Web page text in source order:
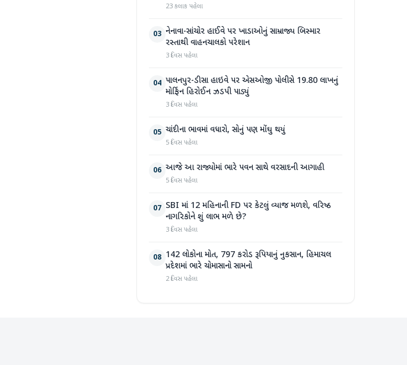
23 કલાક પહેલા
03 નેનાવા-સાંચોર હાઈવે પર ખાડાઓનું સામ્રાજ્ય બિસ્માર
રસ્તાથી વાહનચાલકો પરેશાન
3 દિવસ પહેલા
04 પાલનપુર-ડીસા હાઇવે પર એસઓજી પોલીસે 19.80 લાખનું
મોર્ફિન હિરોઈન ઝડપી પાડ્યું
3 દિવસ પહેલા
05 ચાંદીના ભાવમાં વધારો, સોનું પણ મોંઘુ થયું
5 દિવસ પહેલા
06 આજે આ રાજ્યોમાં ભારે પવન સાથે વરસાદની આગાહી
5 દિવસ પહેલા
07 SBI માં 12 મહિનાની FD પર કેટલું વ્યાજ મળશે, વરિષ્ઠ
નાગરિકોને શું લાભ મળે છે?
3 દિવસ પહેલા
08 142 લોકોના મોત, 797 કરોડ રૂપિયાનું નુકસાન, હિમાચલ
પ્રદેશમાં ભારે ચોમાસાનો સામનો
2 દિવસ પહેલા